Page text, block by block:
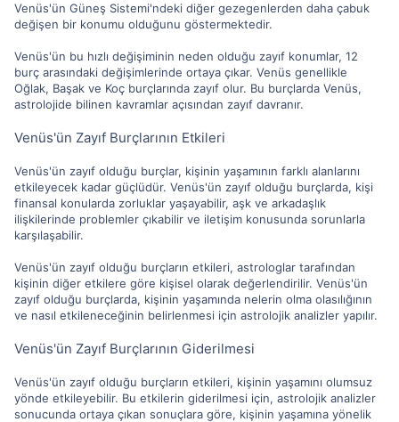
Venüs'ün Güneş Sistemi'ndeki diğer gezegenlerden daha çabuk
değişen bir konumu olduğunu göstermektedir.
Venüs'ün bu hızlı değişiminin neden olduğu zayıf konumlar, 12
burç arasındaki değişimlerinde ortaya çıkar. Venüs genellikle
Oğlak, Başak ve Koç burçlarında zayıf olur. Bu burçlarda Venüs,
astrolojide bilinen kavramlar açısından zayıf davranır.
Venüs'ün Zayıf Burçlarının Etkileri
Venüs'ün zayıf olduğu burçlar, kişinin yaşamının farklı alanlarını
etkileyecek kadar güçlüdür. Venüs'ün zayıf olduğu burçlarda, kişi
finansal konularda zorluklar yaşayabilir, aşk ve arkadaşlık
ilişkilerinde problemler çıkabilir ve iletişim konusunda sorunlarla
karşılaşabilir.
Venüs'ün zayıf olduğu burçların etkileri, astrologlar tarafından
kişinin diğer etkilere göre kişisel olarak değerlendirilir. Venüs'ün
zayıf olduğu burçlarda, kişinin yaşamında nelerin olma olasılığının
ve nasıl etkileneceğinin belirlenmesi için astrolojik analizler yapılır.
Venüs'ün Zayıf Burçlarının Giderilmesi
Venüs'ün zayıf olduğu burçların etkileri, kişinin yaşamını olumsuz
yönde etkileyebilir. Bu etkilerin giderilmesi için, astrolojik analizler
sonucunda ortaya çıkan sonuçlara göre, kişinin yaşamına yönelik